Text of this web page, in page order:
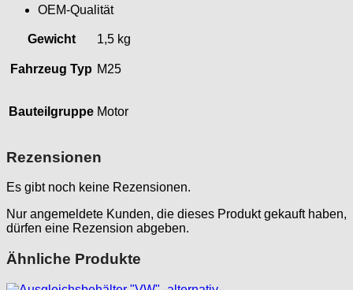
OEM-Qualität
Gewicht 1,5 kg
Fahrzeug Typ M25
Bauteilgruppe Motor
Rezensionen
Es gibt noch keine Rezensionen.
Nur angemeldete Kunden, die dieses Produkt gekauft haben,
dürfen eine Rezension abgeben.
Ähnliche Produkte